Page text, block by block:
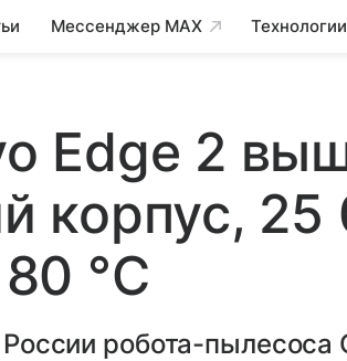
Мессенджер MAX
Edge 2
корпус, 25
°C
робота-пылесоса